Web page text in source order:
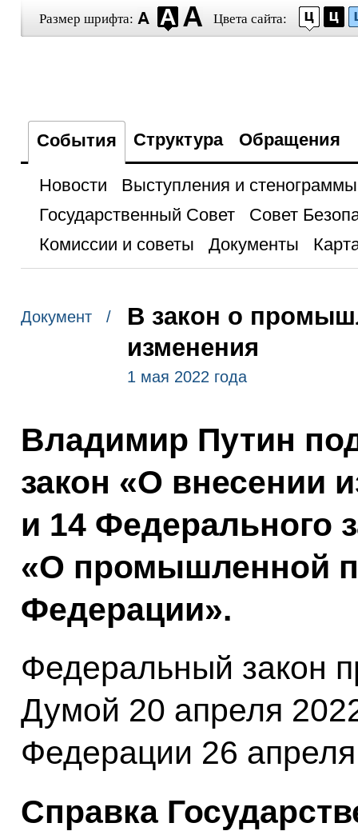
Размер шрифта: Цвета сайта:
События Структура Обращения
Новости
Выступления и стенограммы
Государственный Совет
Совет
Комиссии и советы
Документы
Документ /
В закон о
изменения
1 мая 2022 года
Владимир Путин
закон «О внесении
и 14 Федерального
«О промышленной
Федерации».
Федеральный закон
Думой 20 апреля
Федерации 26
Справка